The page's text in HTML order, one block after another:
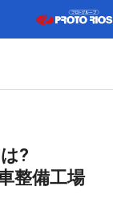
は?
整備工場